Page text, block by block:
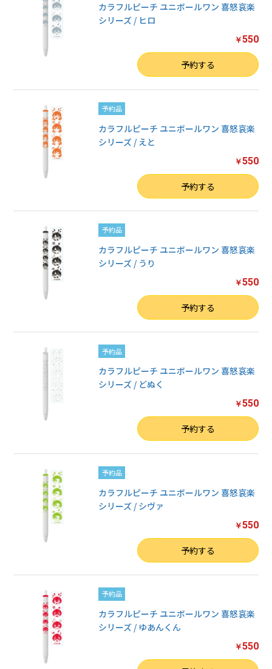
カラフルピーチ ユニボールワン 喜怒哀楽
シリーズ / ヒロ
￥550
予約する
予約品
カラフルピーチ ユニボールワン 喜怒哀楽
シリーズ / えと
￥550
予約する
予約品
カラフルピーチ ユニボールワン 喜怒哀楽
シリーズ / うり
￥550
予約する
予約品
カラフルピーチ ユニボールワン 喜怒哀楽
シリーズ / どぬく
￥550
予約する
予約品
カラフルピーチ ユニボールワン 喜怒哀楽
シリーズ / シヴァ
￥550
予約する
予約品
カラフルピーチ ユニボールワン 喜怒哀楽
シリーズ / ゆあんくん
￥550